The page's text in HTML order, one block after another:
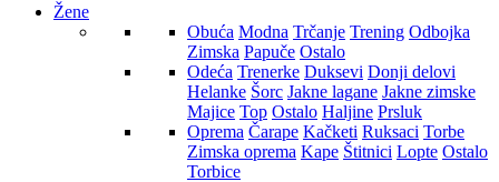
Žene
Obuća Modna Trčanje Trening Odbojka
Zimska Papuče Ostalo
Odeća Trenerke Duksevi Donji delovi
Helanke Šorc Jakne lagane Jakne zimske
Majice Top Ostalo Haljine Prsluk
Oprema Čarape Kačketi Ruksaci Torbe
Zimska oprema Kape Štitnici Lopte Ostalo
Torbice